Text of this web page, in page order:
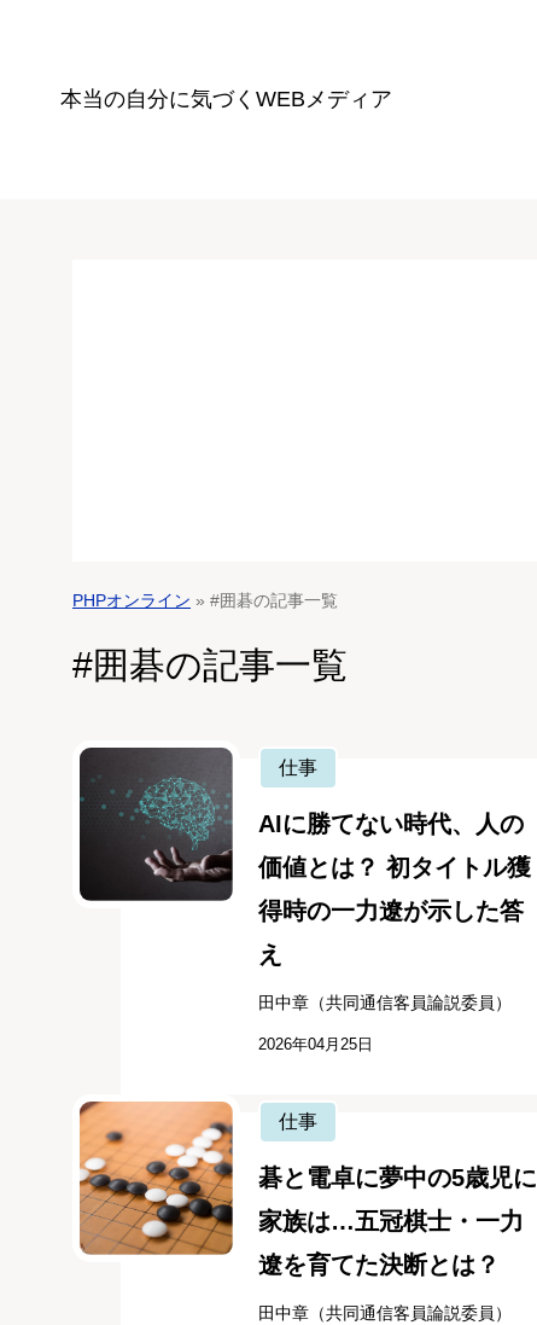
本当の自分に気づく WEBメディア
PHPオンライン » #囲碁の記事一覧
#囲碁の記事一覧
仕事
AIに勝てない時代、人の
価値とは？ 初タイトル獲
得時の一力遼が示した答
え
田中章（共同通信客員論説委員）
2026年04月25日
仕事
碁と電卓に夢中の5歳児に
家族は…五冠棋士・一力
遼を育てた決断とは？
田中章（共同通信客員論説委員）